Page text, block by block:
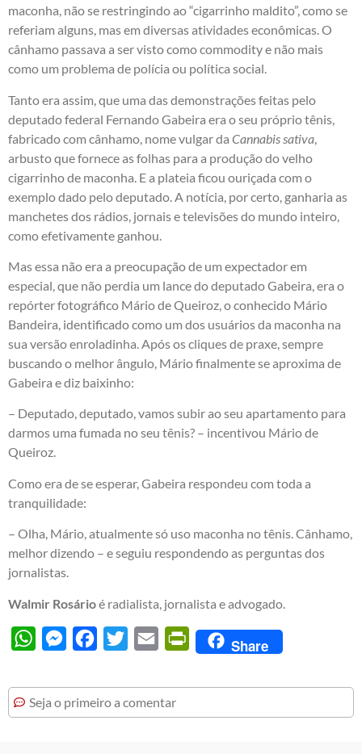
maconha, não se restringindo ao “cigarrinho maldito”, como se
referiam alguns, mas em diversas atividades econômicas. O
cânhamo passava a ser visto como commodity e não mais
como um problema de polícia ou política social.
Tanto era assim, que uma das demonstrações feitas pelo
deputado federal Fernando Gabeira era o seu próprio tênis,
fabricado com cânhamo, nome vulgar da Cannabis sativa
arbusto que fornece as folhas para a produção do velho
cigarrinho de maconha. E a plateia ficou ouriçada com o
exemplo dado pelo deputado. A notícia, por certo, ganharia as
manchetes dos rádios, jornais e televisões do mundo inteiro,
como efetivamente ganhou.
Mas essa não era a preocupação de um expectador em
especial, que não perdia um lance do deputado Gabeira, era o
repórter fotográfico Mário de Queiroz, o conhecido Mário
Bandeira, identificado como um dos usuários da maconha na
sua versão enroladinha. Após os cliques de praxe, sempre
buscando o melhor ângulo, Mário finalmente se aproxima de
Gabeira e diz baixinho:
– Deputado, deputado, vamos subir ao seu apartamento para
darmos uma fumada no seu tênis? – incentivou Mário de
Queiroz.
Como era de se esperar, Gabeira respondeu com toda a
tranquilidade:
– Olha, Mário, atualmente só uso maconha no tênis. Cânhamo,
melhor dizendo – e seguiu respondendo as perguntas dos
jornalistas.
Walmir Rosárioé radialista, jornalista e advogado.
WhatsAppMessengerFacebook
Twitter Email PrintFriendly
Share
Seja o primeiro a comentar